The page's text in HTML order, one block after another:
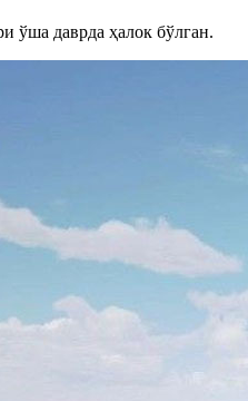
ўша даврда ҳалок бўлган.